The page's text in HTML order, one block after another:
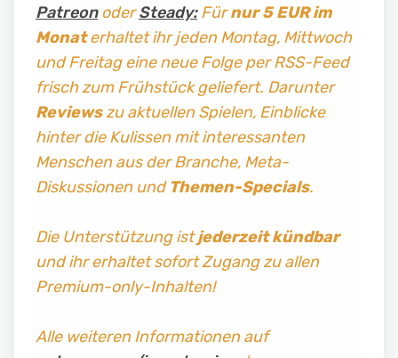
PatreonoderSteady:Fürnur 5 EUR im
Monaterhaltet ihr jeden Montag, Mittwoch
und Freitag eine neue Folge per RSS-Feed
frisch zum Frühstück geliefert. Darunter
Reviewszu aktuellen Spielen, Einblicke
hinter die Kulissen mit interessanten
Menschen aus der Branche, Meta-
Diskussionen und Themen-Specials.
Die Unterstützung istjederzeit kündbar
und ihr erhaltet sofort Zugang zu allen
Premium-only-Inhalten!
Alle weiteren Informationen auf